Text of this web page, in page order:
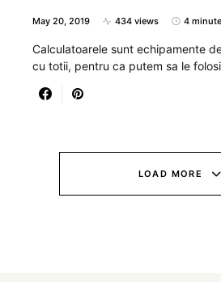
May 20, 2019 434 views 4
Calculatoarele sunt echipamente
cu totii, pentru ca putem sa le
LOAD MORE